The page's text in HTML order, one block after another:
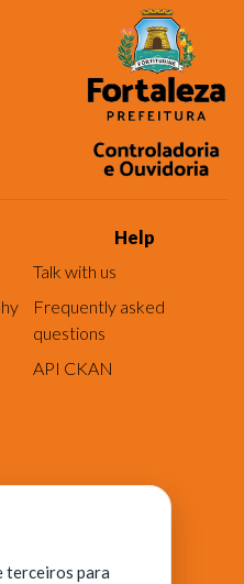
Help
Talk with us
Frequently asked
questions
API CKAN
terceiros para